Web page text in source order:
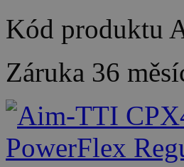
Kód produktu
Záruka 36